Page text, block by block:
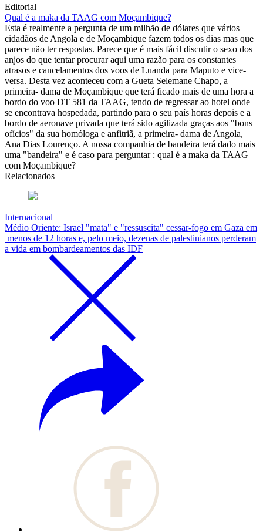
Editorial
Qual é a maka da TAAG com Moçambique?
Esta é realmente a pergunta de um milhão de dólares que vários
cidadãos de Angola e de Moçambique fazem todos os dias mas que
parece não ter respostas. Parece que é mais fácil discutir o sexo dos
anjos do que tentar procurar aqui uma razão para os constantes
atrasos e cancelamentos dos voos de Luanda para Maputo e vice-
versa. Desta vez aconteceu com a Gueta Selemane Chapo, a
primeira- dama de Moçambique que terá ficado mais de uma hora a
bordo do voo DT 581 da TAAG, tendo de regressar ao hotel onde
se encontrava hospedada, partindo para o seu país horas depois e a
bordo de aeronave privada que terá sido agilizada graças aos "bons
ofícios" da sua homóloga e anfitriã, a primeira- dama de Angola,
Ana Dias Lourenço. A nossa companhia de bandeira terá dado mais
uma "bandeira" e é caso para perguntar : qual é a maka da TAAG
com Moçambique?
Relacionados
Internacional
Médio Oriente: Israel "mata" e "ressuscita" cessar-fogo em Gaza em
menos de 12 horas e, pelo meio, dezenas de palestinianos perderam
a vida em bombardeamentos das IDF